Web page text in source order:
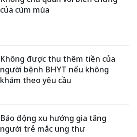
của cúm mùa
Không được thu thêm tiền của
người bệnh BHYT nếu không
khám theo yêu cầu
Báo động xu hướng gia tăng
người trẻ mắc ung thư